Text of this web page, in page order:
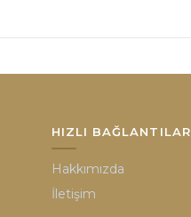
HIZLI BAĞLANTILAR
Hakkımızda
İletişim